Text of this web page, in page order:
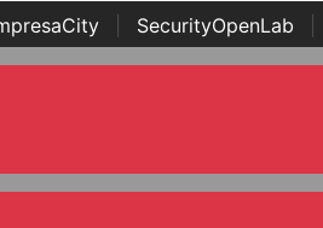
SecurityOpenLab
Awards